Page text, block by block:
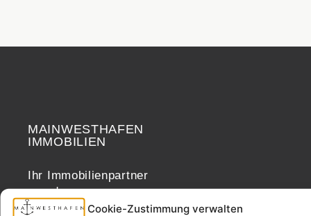
Cookie-Zustimmung verwalten
MAINWESTHAFEN
IMMOBILIEN
Ihr Immobilienpartner
aus der
Nachbarschaft.